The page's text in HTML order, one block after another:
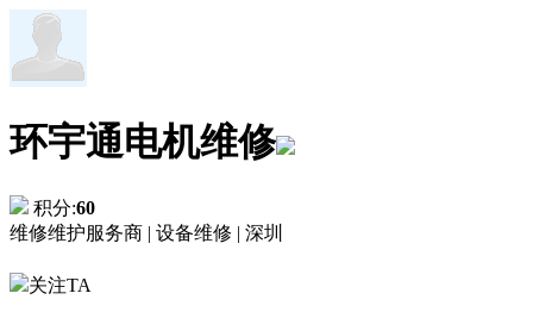
环宇通电机维修
积分:60
维修维护服务商 | 设备维修 | 深圳
关注TA